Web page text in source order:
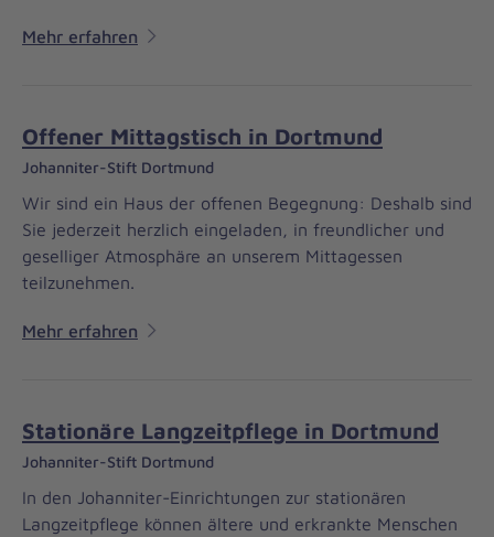
Mehr erfahren
Offener Mittagstisch in Dortmund
Johanniter-Stift Dortmund
Wir sind ein Haus der offenen Begegnung: Deshalb sind
Sie jederzeit herzlich eingeladen, in freundlicher und
geselliger Atmosphäre an unserem Mittagessen
teilzunehmen.
Mehr erfahren
Stationäre Langzeitpflege in Dortmund
Johanniter-Stift Dortmund
In den Johanniter-Einrichtungen zur stationären
Langzeitpflege können ältere und erkrankte Menschen